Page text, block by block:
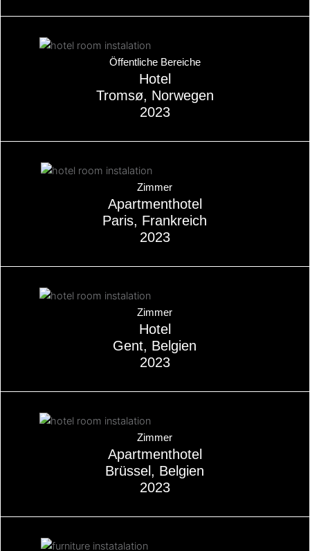
Über
Öffentliche Bereiche
Hotel
Tromsø, Norwegen
2023
Über
Zimmer
Apartmenthotel
Paris, Frankreich
2023
Über
Zimmer
Hotel
Gent, Belgien
2023
Über
Zimmer
Apartmenthotel
Brüssel, Belgien
2023